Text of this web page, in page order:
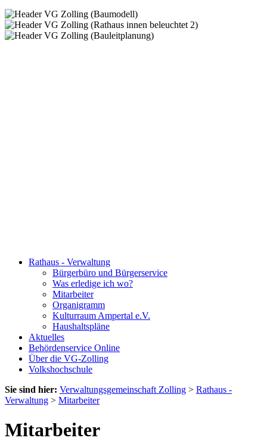
Rathaus - Verwaltung
Bürgerbüro und Bürgerservice
Was erledige ich wo?
Mitarbeiter
Organigramm
Kulturraum Ampertal e.V.
Haushaltspläne
Aktuelles
Behördenservice Online
Über die VG-Zolling
Volkshochschule
Sie sind hier: Verwaltungsgemeinschaft Zolling > Rathaus -
Verwaltung > Mitarbeiter
Mitarbeiter